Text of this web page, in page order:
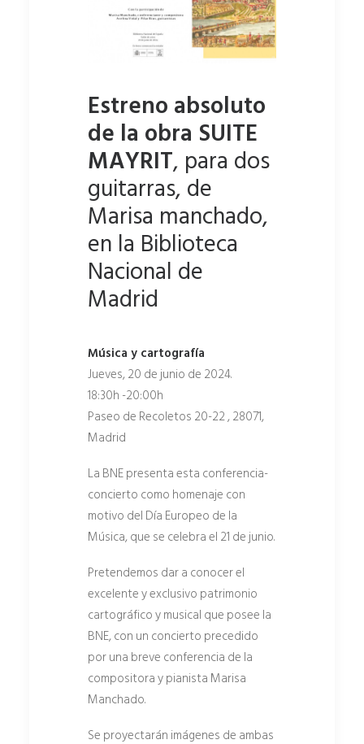
Estreno absoluto
de la obra SUITE
MAYRIT, para dos
guitarras, de
Marisa manchado,
en la Biblioteca
Nacional de
Madrid
Música y cartografía
Jueves, 20 de junio de 2024.
18:30h -20:00h
Paseo de Recoletos 20-22 , 28071,
Madrid
La BNE presenta esta conferencia-
concierto como homenaje con
motivo del Día Europeo de la
Música, que se celebra el 21 de junio.
Pretendemos dar a conocer el
excelente y exclusivo patrimonio
cartográfico y musical que posee la
BNE, con un concierto precedido
por una breve conferencia de la
compositora y pianista Marisa
Manchado.
Se proyectarán imágenes de ambas